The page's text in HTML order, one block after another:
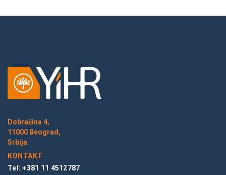
Dobračina 4,
11000 Beograd,
Srbija
KONTAKT
Tel: +381 11 4512787